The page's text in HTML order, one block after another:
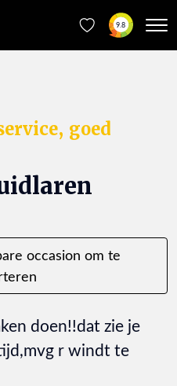
9.8
goed
occasion om te
doen!!dat zie je
r windt te